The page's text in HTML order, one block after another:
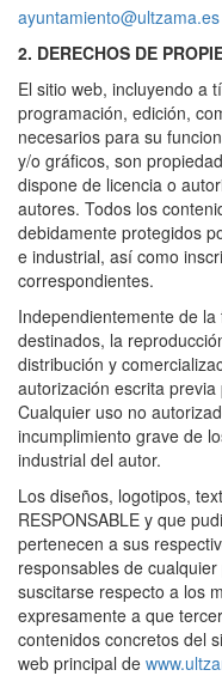
ayuntamiento@ultzama.es
2. DERECHOS DE
El sitio web, incluyendo a
programación, edición,
necesarios para su
y/o gráficos, son
dispone de licencia o
autores. Todos los
debidamente protegidos
e industrial, así como
correspondientes.
Independientemente de
destinados, la
distribución y
autorización escrita
Cualquier uso no
incumplimiento grave de
industrial del autor.
Los diseños, logotipos,
RESPONSABLE y que
pertenecen a sus
responsables de
suscitarse respecto a los
expresamente a que
contenidos concretos del
web principal de